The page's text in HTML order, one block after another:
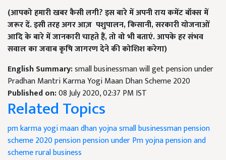
(आपको हमारी खबर कैसी लगी?इस बारे में अपनी राय कमेंट बॉक्स में
जरूर दें. इसी तरह अगर आज़ पशुपालन,किसानी,सरकारी योजनाओं
आदि के बारे में जानकारी चाहते हैं,तो वो भी बताएं. आपके हर संभव
सवाल का जवाब कृषि जागरण देने की कोशिश करेगा)
English Summary:small businessman will get pension under
Pradhan Mantri Karma Yogi Maan Dhan Scheme 2020
Published on:08 July 2020, 02:37 PM IST
Related Topics
pm karma yogi maan dhan yojnasmall businessmanpension
scheme 2020pensionpension under Pm yojnapension and
schemerural business